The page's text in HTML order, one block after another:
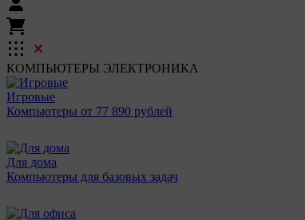
КОМПЬЮТЕРЫ ЭЛЕКТРОНИКА
Игровые
Компьютеры от 77 890 рублей
Для дома
Компьютеры для базовых задач